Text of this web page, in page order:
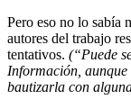
Pero eso no lo sabía
autores del trabajo
tentativos. (“Puede
Información, aunque
bauti­zarla con